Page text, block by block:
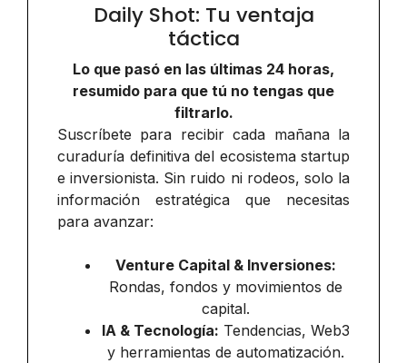
Daily Shot: Tu ventaja
táctica
Lo que pasó en las últimas 24 horas,
resumido para que tú no tengas que
filtrarlo.
Suscríbete para recibir cada mañana la
curaduría definitiva del ecosistema startup
e inversionista. Sin ruido ni rodeos, solo la
información estratégica que necesitas
para avanzar:
Venture Capital & Inversiones:
Rondas, fondos y movimientos de
capital.
IA & Tecnología: Tendencias, Web3
y herramientas de automatización.